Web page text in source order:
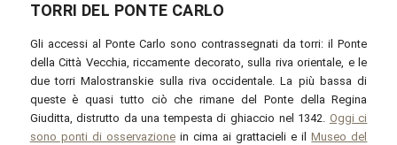
TORRI DEL PONTE CARLO
Gli accessi al Ponte Carlo sono contrassegnati da torri: il Ponte
della Città Vecchia, riccamente decorato, sulla riva orientale, e le
due torri Malostranskie sulla riva occidentale. La più bassa di
queste è quasi tutto ciò che rimane del Ponte della Regina
Giuditta, distrutto da una tempesta di ghiaccio nel 1342. Oggi ci
sono ponti di osservazionein cima ai grattacieli e ilMuseo del